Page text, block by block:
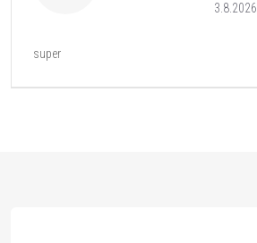
3.8.2026
super